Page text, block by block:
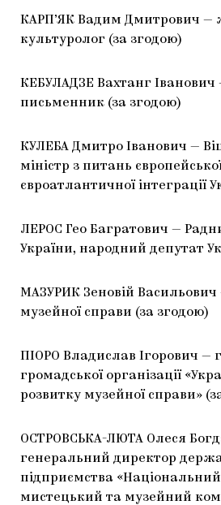
КАРП’ЯК Вадим Дмитрович —
культуролог (за згодою)
КЕБУЛАДЗЕ Вахтанг Іванович
письменник (за згодою)
КУЛЕБА Дмитро Іванович —
міністр з питань
євроатлантичної інтеграції
ЛЕРОС Гео Багратович —
України, народний депутат
МАЗУРИК Зеновій Васильович
музейної справи (за згодою)
ПІОРО Владислав Ігорович —
громадської організації
розвитку музейної справи»
ОСТРОВСЬКА-ЛЮТА Олеся
генеральний директор
підприємства
мистецький та музейний